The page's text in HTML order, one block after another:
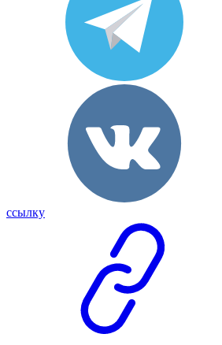
ссылку